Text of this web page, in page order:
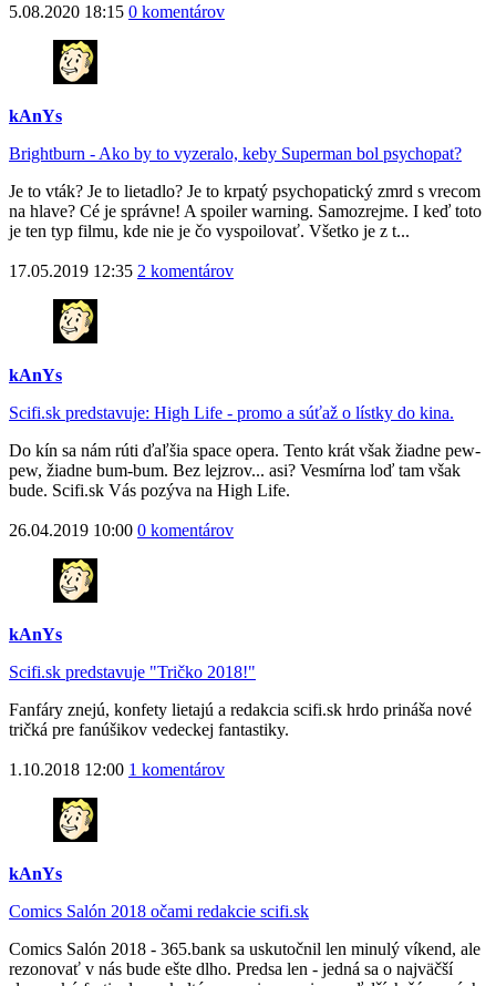
5.08.2020 18:15 0 komentárov
kAnYs
Brightburn - Ako by to vyzeralo, keby Superman bol psychopat?
Je to vták? Je to lietadlo? Je to krpatý psychopatický zmrd s vrecom
na hlave? Cé je správne! A spoiler warning. Samozrejme. I keď toto
je ten typ filmu, kde nie je čo vyspoilovať. Všetko je z t...
17.05.2019 12:35 2 komentárov
kAnYs
Scifi.sk predstavuje: High Life - promo a súťaž o lístky do kina.
Do kín sa nám rúti ďaľšia space opera. Tento krát však žiadne pew-
pew, žiadne bum-bum. Bez lejzrov... asi? Vesmírna loď tam však
bude. Scifi.sk Vás pozýva na High Life.
26.04.2019 10:00 0 komentárov
kAnYs
Scifi.sk predstavuje "Tričko 2018!"
Fanfáry znejú, konfety lietajú a redakcia scifi.sk hrdo prináša nové
tričká pre fanúšikov vedeckej fantastiky.
1.10.2018 12:00 1 komentárov
kAnYs
Comics Salón 2018 očami redakcie scifi.sk
Comics Salón 2018 - 365.bank sa uskutočnil len minulý víkend, ale
rezonovať v nás bude ešte dlho. Predsa len - jedná sa o najväčší